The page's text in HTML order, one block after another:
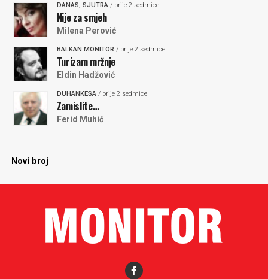
DANAS, SJUTRA/ prije 2 sedmice
Nije za smjeh
Milena Perović
BALKAN MONITOR/ prije 2 sedmice
Turizam mržnje
Eldin Hadžović
DUHANKESA/ prije 2 sedmice
Zamislite…
Ferid Muhić
Novi broj